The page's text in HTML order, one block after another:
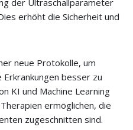
erhöht die Sicherheit und
neue Protokolle, um
besser zu
KI und Machine Learning
ermöglichen, die
zugeschnitten sind.